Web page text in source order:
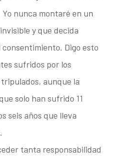
nunca montaré en un
y que decida
Digo esto
sufridos por los
aunque la
solo han sufrido 11
seis años que lleva
tanta responsabilidad